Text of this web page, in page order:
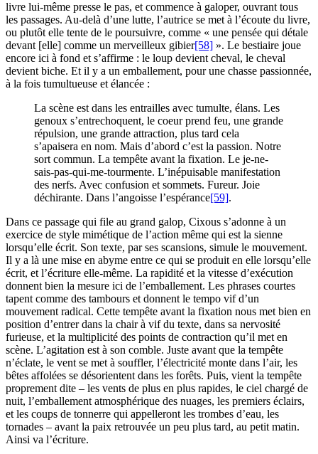
livre lui-même presse le pas, et commence à galoper, ouvrant tous
les passages. Au-delà d’une lutte, l’autrice se met à l’écoute du livre,
ou plutôt elle tente de le poursuivre, comme « une pensée qui détale
devant [elle] comme un merveilleux gibier[58] ». Le bestiaire joue
encore ici à fond et s’affirme : le loup devient cheval, le cheval
devient biche. Et il y a un emballement, pour une chasse passionnée,
à la fois tumultueuse et élancée :
La scène est dans les entrailles avec tumulte, élans. Les
genoux s’entrechoquent, le coeur prend feu, une grande
répulsion, une grande attraction, plus tard cela
s’apaisera en nom. Mais d’abord c’est la passion. Notre
sort commun. La tempête avant la fixation. Le je-ne-
sais-pas-qui-me-tourmente. L’inépuisable manifestation
des nerfs. Avec confusion et sommets. Fureur. Joie
déchirante. Dans l’angoisse l’espérance[59].
Dans ce passage qui file au grand galop, Cixous s’adonne à un
exercice de style mimétique de l’action même qui est la sienne
lorsqu’elle écrit. Son texte, par ses scansions, simule le mouvement.
Il y a là une mise en abyme entre ce qui se produit en elle lorsqu’elle
écrit, et l’écriture elle-même. La rapidité et la vitesse d’exécution
donnent bien la mesure ici de l’emballement. Les phrases courtes
tapent comme des tambours et donnent le tempo vif d’un
mouvement radical. Cette tempête avant la fixation nous met bien en
position d’entrer dans la chair à vif du texte, dans sa nervosité
furieuse, et la multiplicité des points de contraction qu’il met en
scène. L’agitation est à son comble. Juste avant que la tempête
n’éclate, le vent se met à souffler, l’électricité monte dans l’air, les
bêtes affolées se désorientent dans les forêts. Puis, vient la tempête
proprement dite – les vents de plus en plus rapides, le ciel chargé de
nuit, l’emballement atmosphérique des nuages, les premiers éclairs,
et les coups de tonnerre qui appelleront les trombes d’eau, les
tornades – avant la paix retrouvée un peu plus tard, au petit matin.
Ainsi va l’écriture.